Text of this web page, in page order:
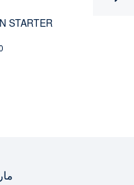
STARTER